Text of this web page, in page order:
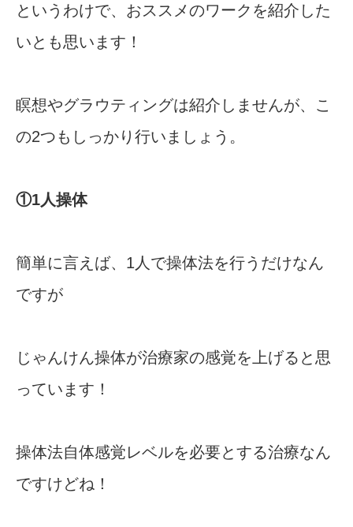
というわけで、おススメのワークを紹介した
いとも思います！
瞑想やグラウティングは紹介しませんが、こ
の2つもしっかり行いましょう。
①1人操体
簡単に言えば、1人で操体法を行うだけなん
ですが
じゃんけん操体が治療家の感覚を上げると思
っています！
操体法自体感覚レベルを必要とする治療なん
ですけどね！